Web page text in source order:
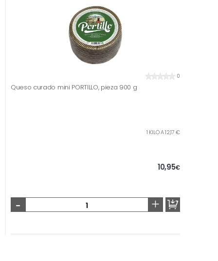
0
Queso curado mini PORTILLO, pieza 900 g
1 KILO A 12,17 €
10,95€
- +